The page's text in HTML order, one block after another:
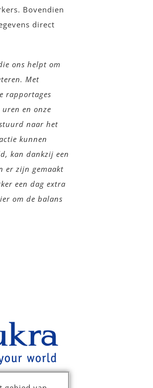
Bovendien
direct
ons helpt om
Met
rapportages
en onze
naar het
kunnen
kan dankzij een
er zijn gemaakt
een dag extra
om de balans